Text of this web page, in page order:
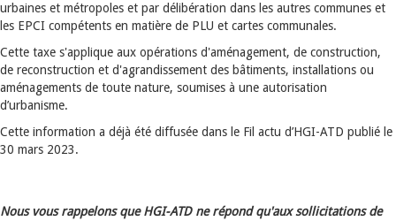
urbaines et métropoles et par délibération dans les autres communes et
les EPCI compétents en matière de PLU et cartes communales.
Cette taxe s'applique aux opérations d'aménagement, de construction,
de reconstruction et d'agrandissement des bâtiments, installations ou
aménagements de toute nature, soumises à une autorisation
d’urbanisme.
Cette information a déjà été diffusée dans le Fil actu d’HGI-ATD publié le
30 mars 2023.
Nous vous rappelons que HGI-ATD ne répond qu'aux sollicitations de